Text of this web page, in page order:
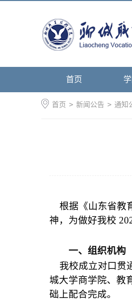
首页
首页 > 新闻公告 > 通知
根据《山东省教
神，为做好我校
一、组织机构
我校成立对口贯
城大学商学院、教
础上配合完成。